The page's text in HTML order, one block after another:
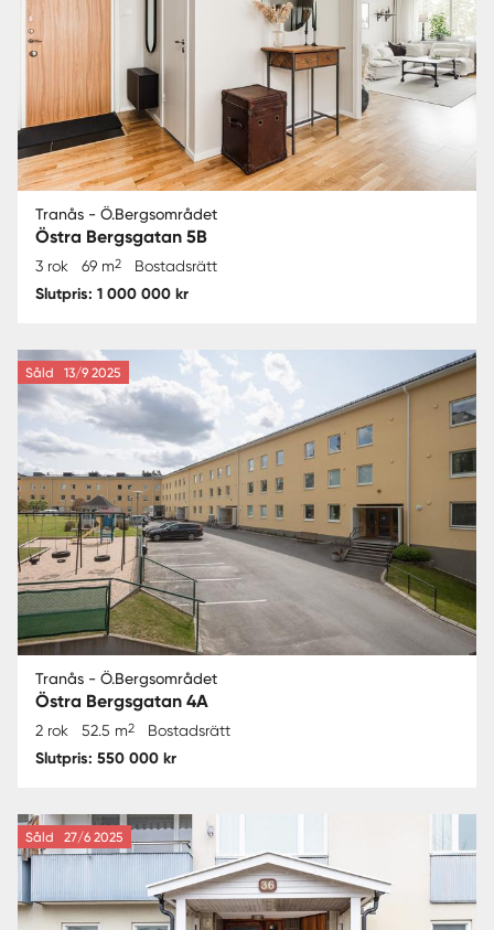
Tranås - Ö.Bergsområdet
Östra Bergsgatan 5B
3 rok 69 m2 Bostadsrätt
Slutpris: 1 000 000 kr
Såld 13/9 2025
Tranås - Ö.Bergsområdet
Östra Bergsgatan 4A
2 rok 52.5 m2 Bostadsrätt
Slutpris: 550 000 kr
Såld 27/6 2025